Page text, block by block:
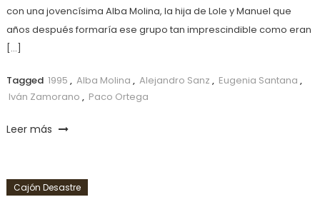
con una jovencísima Alba Molina, la hija de Lole y Manuel que
años después formaría ese grupo tan imprescindible como eran
[…]
Tagged 1995 , Alba Molina , Alejandro Sanz , Eugenia Santana ,
Iván Zamorano , Paco Ortega
Leer más
Cajón Desastre